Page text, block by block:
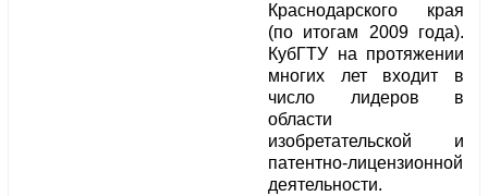
Краснодарского края
(по итогам 2009 года).
КубГТУ на протяжении
многих лет входит в
число лидеров в
области
изобретательской и
патентно-лицензионной
деятельности.